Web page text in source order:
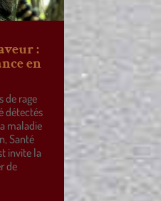
:
en
de rage
détectés
maladie
Santé
invite la
de